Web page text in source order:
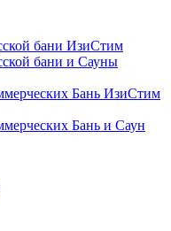
бани ИзиСтим
бани и Сауны
Бань ИзиСтим
Бань и Саун